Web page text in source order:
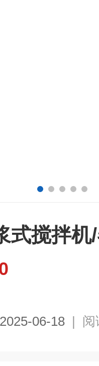
式搅拌机
2025-06-18 | 阅